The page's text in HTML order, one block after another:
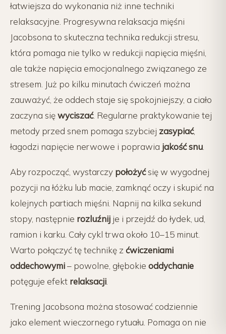
łatwiejsza do wykonania niż inne techniki
relaksacyjne. Progresywna relaksacja mięśni
Jacobsona to skuteczna technika redukcji stresu,
która pomaga nie tylko w redukcji napięcia mięśni,
ale także napięcia emocjonalnego związanego ze
stresem. Już po kilku minutach ćwiczeń można
zauważyć, że oddech staje się spokojniejszy, a ciało
zaczyna sięwyciszać. Regularne praktykowanie tej
metody przed snem pomaga szybciej zasypiać,
łagodzi napięcie nerwowe i poprawia jakość snu.
Aby rozpocząć, wystarczy położyćsię w wygodnej
pozycji na łóżku lub macie, zamknąć oczy i skupić na
kolejnych partiach mięśni. Napnij na kilka sekund
stopy, następnie rozluźnij je i przejdź do łydek, ud,
ramion i karku. Cały cykl trwa około 10–15 minut.
Warto połączyć tę technikę z ćwiczeniami
oddechowymi– powolne, głębokie oddychanie
potęguje efekt relaksacji
Trening Jacobsona można stosować codziennie
jako element wieczornego rytuału. Pomaga on nie